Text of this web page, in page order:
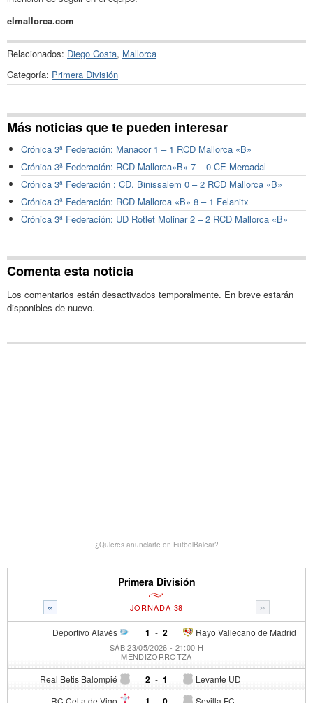
elmallorca.com
Relacionados: Diego Costa, Mallorca
Categoría: Primera División
Más noticias que te pueden interesar
Crónica 3ª Federación: Manacor 1 – 1 RCD Mallorca «B»
Crónica 3ª Federación: RCD Mallorca»B» 7 – 0 CE Mercadal
Crónica 3ª Federación : CD. Binissalem 0 – 2 RCD Mallorca «B»
Crónica 3ª Federación: RCD Mallorca «B» 8 – 1 Felanitx
Crónica 3ª Federación: UD Rotlet Molinar 2 – 2 RCD Mallorca «B»
Comenta esta noticia
Los comentarios están desactivados temporalmente. En breve estarán
disponibles de nuevo.
¿Quieres anunciarte en FutbolBalear?
Primera División
« »
JORNADA 38
Deportivo Alavés 1 - Rayo Vallecano de Madrid
2
SÁB 23/05/2026 - 21:00 H
MENDIZORROTZA
Real Betis Balompié 2 - Levante UD
1
RC Celta de Vigo - Sevilla FC